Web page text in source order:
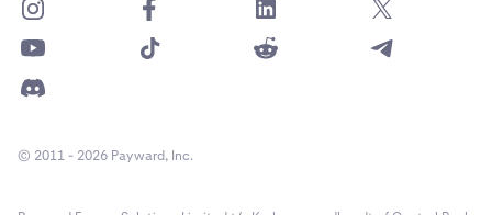
© 2011 - 2026 Payward, Inc.